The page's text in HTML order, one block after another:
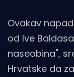
Ovakav
od Ive
naseobina",
Hrvatske da